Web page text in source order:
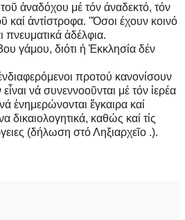
ἀναδόχου μέ τόν άναδεκτό, τόν
καί ἀντίστροφα. "Όσοι έχουν κοινό
ἀδέλφια.
γάμου, διότι ἡ Ἐκκλησία δέν
προτού κανονίσουν
νά συνεννοοῦνται μέ τόν ἱερέα
ἐνημερώνονται ἔγκαιρα καί
δικαιολογητικά, καθώς καί τίς
(δήλωση στό Ληξιαρχεῖο .).